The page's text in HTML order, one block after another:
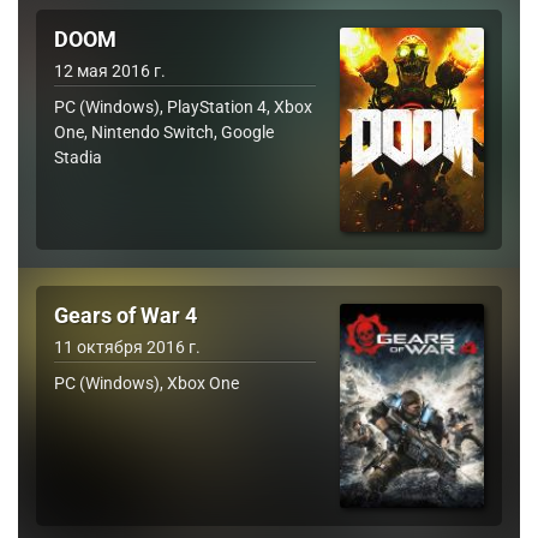
DOOM
12 мая 2016 г.
PC (Windows), PlayStation 4, Xbox
One, Nintendo Switch, Google
Stadia
Gears of War 4
11 октября 2016 г.
PC (Windows), Xbox One